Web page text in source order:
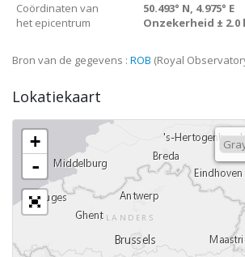
Coördinaten van
het epicentrum
50.493° N, 4.975° E
Onzekerheid ± 2.0
Bron van de gegevens : ROB (Royal
Lokatiekaart
+
-